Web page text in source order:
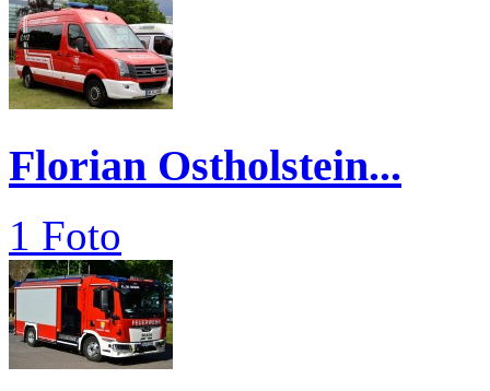
Florian Ostholstein...
1 Foto